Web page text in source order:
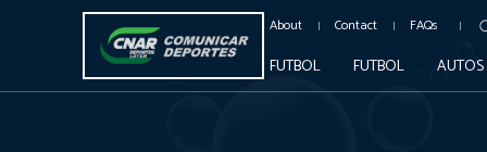
About Contact FAQs
FUTBOL FUTBOL AUTOS